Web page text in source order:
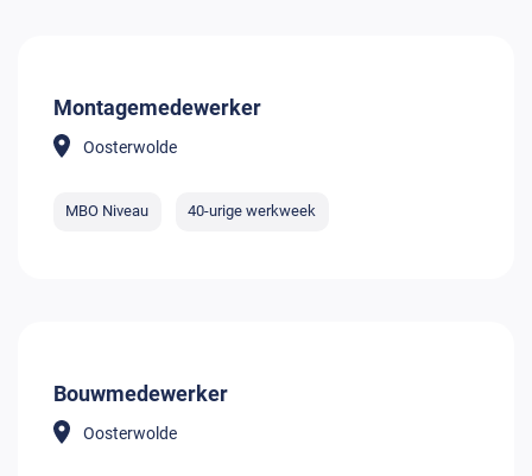
Montagemedewerker
Oosterwolde
MBO Niveau 40-urige werkweek
Bouwmedewerker
Oosterwolde